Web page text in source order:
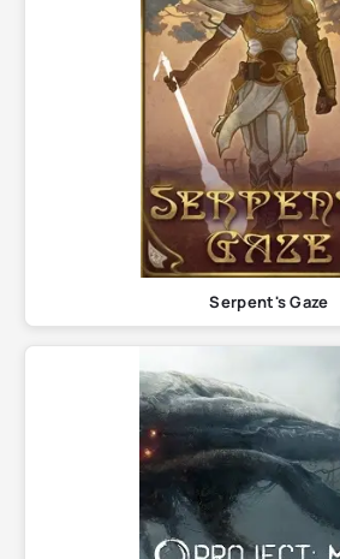
Serpent's Gaze